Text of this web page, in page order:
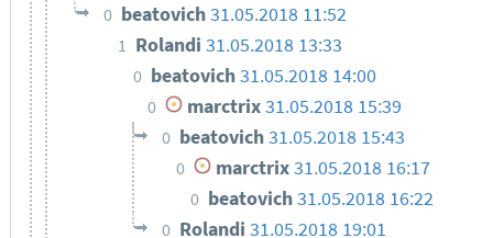
0 beatovich31.05.2018 11:52
1 Rolandi31.05.2018 13:33
0 beatovich31.05.2018 14:00
0 marctrix 31.05.2018 15:39
0 beatovich31.05.2018 15:43
0 marctrix31.05.2018 16:17
0 beatovich31.05.2018 16:22
0 Rolandi 31.05.2018 19:01